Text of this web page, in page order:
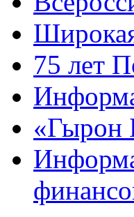
75 лет
«Гырон